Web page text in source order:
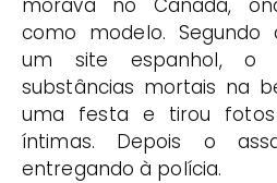
morava no Canadá,
como modelo.
um site espanhol, o
substâncias mortais na
uma festa e tirou
íntimas. Depois o
entregando à polícia.